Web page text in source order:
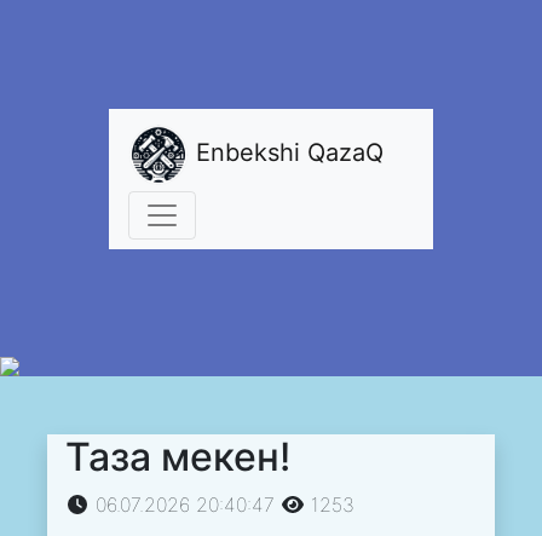
Enbekshi QazaQ
Таза мекен!
06.07.2026 20:40:47 1253